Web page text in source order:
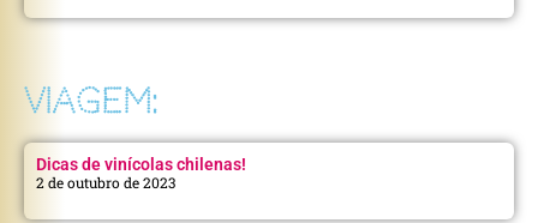
VIAGEM:
Dicas de vinícolas chilenas!
2 de outubro de 2023